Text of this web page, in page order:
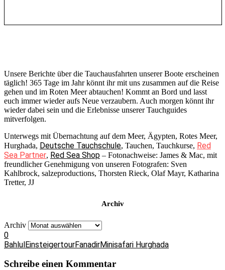
Unsere Berichte über die Tauchausfahrten unserer Boote erscheinen
täglich! 365 Tage im Jahr könnt ihr mit uns zusammen auf die Reise
gehen und im Roten Meer abtauchen! Kommt an Bord und lasst
euch immer wieder aufs Neue verzaubern. Auch morgen könnt ihr
wieder dabei sein und die Erlebnisse unserer Tauchguides
mitverfolgen.
Unterwegs mit Übernachtung auf dem Meer, Ägypten, Rotes Meer,
Hurghada, Deutsche Tauchschule, Tauchen, Tauchkurse, Red
Sea Partner, Red Sea Shop – Fotonachweise: James & Mac, mit
freundlicher Genehmigung von unseren Fotografen: Sven
Kahlbrock, salzeproductions, Thorsten Rieck, Olaf Mayr, Katharina
Tretter, JJ
Archiv
Archiv
0
BahlulEinsteigertourFanadirMinisafari Hurghada
Schreibe einen Kommentar